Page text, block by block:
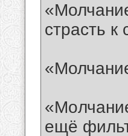
страсть
ещё